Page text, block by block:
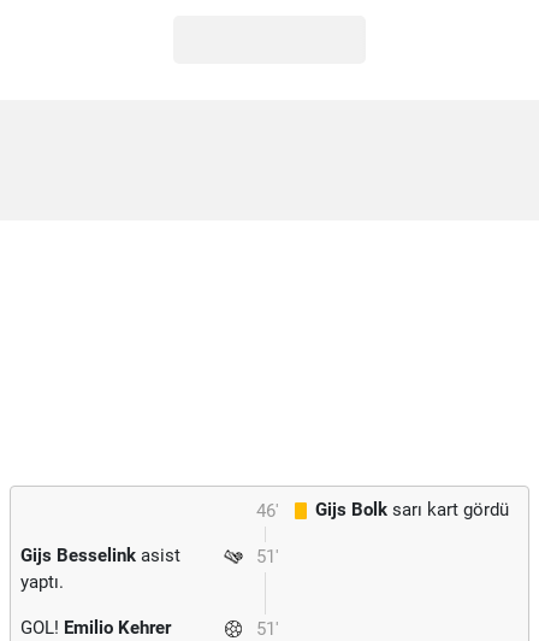
46' Gijs Bolk sarı kart gördü
51'
Gijs Besselink asist
yaptı.
51'
GOL! Emilio Kehrer